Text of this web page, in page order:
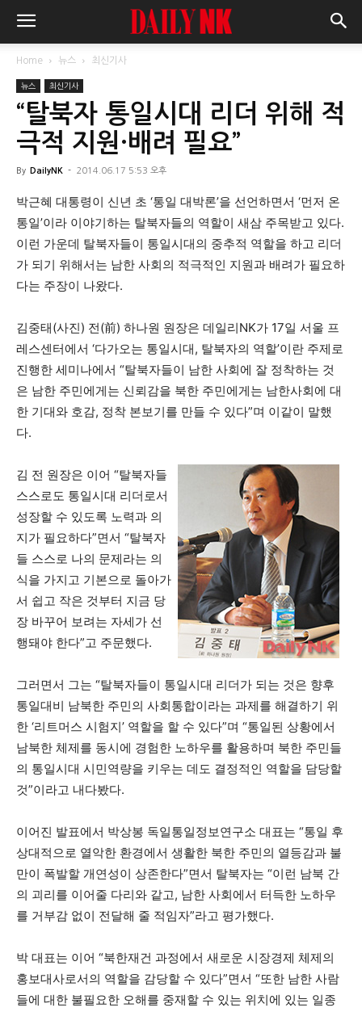
Home 뉴스 최신기사
뉴스 최신기사
“탈북자 통일시대 리더 위해 적
극적 지원·배려 필요”
By DailyNK - 2014.06.17 5:53 오후
박근혜 대통령이 신년 초 ‘통일 대박론’을 선언하면서 ‘먼저 온
통일’이라 이야기하는 탈북자들의 역할이 새삼 주목받고 있다.
이런 가운데 탈북자들이 통일시대의 중추적 역할을 하고 리더
가 되기 위해서는 남한 사회의 적극적인 지원과 배려가 필요하
다는 주장이 나왔다.
김중태(사진) 전(前) 하나원 원장은 데일리NK가 17일 서울 프
레스센터에서 ‘다가오는 통일시대, 탈북자의 역할’이란 주제로
진행한 세미나에서 “탈북자들이 남한 사회에 잘 정착하는 것
은 남한 주민에게는 신뢰감을 북한 주민에게는 남한사회에 대
한 기대와 호감, 정착 본보기를 만들 수 있다”며 이같이 말했
다.
김 전 원장은 이어 “탈북자들
스스로도 통일시대 리더로서
성장할 수 있도록 노력과 의
지가 필요하다”면서 “탈북자
들 스스로 나의 문제라는 의
식을 가지고 기본으로 돌아가
서 쉽고 작은 것부터 지금 당
장 바꾸어 보려는 자세가 선
행돼야 한다”고 주문했다.
그러면서 그는 “탈북자들이 통일시대 리더가 되는 것은 향후
통일대비 남북한 주민의 사회통합이라는 과제를 해결하기 위
한 ‘리트머스 시험지’ 역할을 할 수 있다”며 “통일된 상황에서
남북한 체제를 동시에 경험한 노하우를 활용하며 북한 주민들
의 통일시대 시민역량을 키우는 데도 결정적인 역할을 담당할
것”이라고 내다봤다.
이어진 발표에서 박상봉 독일통일정보연구소 대표는 “통일 후
상대적으로 열악한 환경에서 생활한 북한 주민의 열등감과 불
만이 폭발할 개연성이 상존한다”면서 탈북자는 “이런 남북 간
의 괴리를 이어줄 다리와 같고, 남한 사회에서 터득한 노하우
를 거부감 없이 전달해 줄 적임자”라고 평가했다.
박 대표는 이어 “북한재건 과정에서 새로운 시장경제 체제의
홍보대사로서의 역할을 감당할 수 있다”면서 “또한 남한 사람
들에 대한 불필요한 오해를 중재할 수 있는 위치에 있는 일종